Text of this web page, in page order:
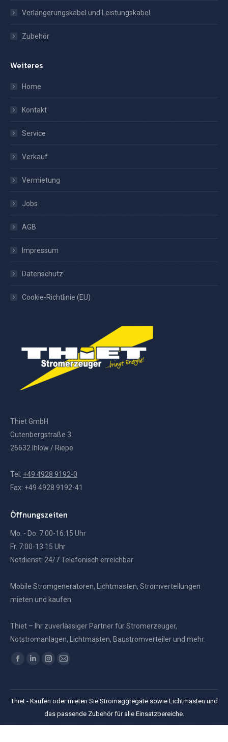
Verlängerungskabel und Leistungskabel
Zubehör
Weiteres
Home
Kontakt
Service
Verkauf
Vermietung
Jobs
AGB
Impressum
Datenschutz
Cookie-Richtlinie (EU)
Thiet GmbH
Gutenbergstraße 3
26632 Ihlow / Riepe
Tel: +49 4928 9192-0
Fax: +49 4928 9192-41
Öffnungszeiten
Mo. - Do. 7:00-16:15 Uhr
Fr. 7:00-13:15 Uhr
Notdienst: 24/7 Telefonisch erreichbar
Mobile Stromgeneratoren, Lichtmasten, Stromverteilungen
mieten und kaufen.
Thiet – Ihr zuverlässiger Partner für Stromerzeuger,
Notstromanlagen, Lichtmasten, Baustromverteiler und mehr.
Finden Sie uns auf:
Facebook
opens
in
Linkedin
opens
in
new
Instagram
opens
in
new
E-
page
opens
in
Thiet - Kaufen oder mieten Sie Stromaggregate sowie Lichtmasten und
das passende Zubehör für alle Einsatzbereiche.